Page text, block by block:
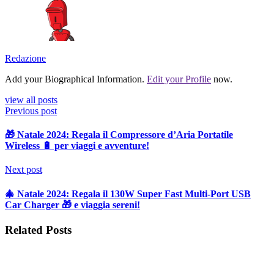
Redazione
Add your Biographical Information. Edit your Profile now.
view all posts
Previous post
🎁 Natale 2024: Regala il Compressore d’Aria Portatile
Wireless 🔋 per viaggi e avventure!
Next post
🎄 Natale 2024: Regala il 130W Super Fast Multi-Port USB
Car Charger 🎁 e viaggia sereni!
Related Posts